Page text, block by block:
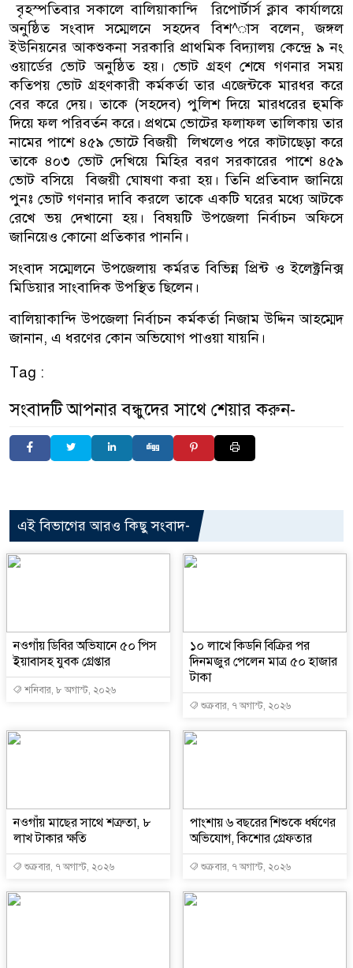
বৃহস্পতিবার সকালে বালিয়াকান্দি রিপোর্টার্স ক্লাব কার্যালয়ে
অনুষ্ঠিত সংবাদ সম্মেলনে সহদেব বিশ^াস বলেন, জঙ্গল
ইউনিয়নের আকশুকনা সরকারি প্রাথমিক বিদ্যালয় কেন্দ্রে ৯ নং
ওয়ার্ডের ভোট অনুষ্ঠিত হয়। ভোট গ্রহণ শেষে গণনার সময়
কতিপয় ভোট গ্রহণকারী কর্মকর্তা তার এজেন্টকে মারধর করে
বের করে দেয়। তাকে (সহদেব) পুলিশ দিয়ে মারধরের হুমকি
দিয়ে ফল পরিবর্তন করে। প্রথমে ভোটের ফলাফল তালিকায় তার
নামের পাশে ৪৫৯ ভোটে বিজয়ী লিখলেও পরে কাটাছেড়া করে
তাকে ৪০৩ ভোট দেখিয়ে মিহির বরণ সরকারের পাশে ৪৫৯
ভোট বসিয়ে বিজয়ী ঘোষণা করা হয়। তিনি প্রতিবাদ জানিয়ে
পুনঃ ভোট গণনার দাবি করলে তাকে একটি ঘরের মধ্যে আটকে
রেখে ভয় দেখানো হয়। বিষয়টি উপজেলা নির্বাচন অফিসে
জানিয়েও কোনো প্রতিকার পাননি।
সংবাদ সম্মেলনে উপজেলায় কর্মরত বিভিন্ন প্রিন্ট ও ইলেক্ট্রনিক্স
মিডিয়ার সাংবাদিক উপস্থিত ছিলেন।
বালিয়াকান্দি উপজেলা নির্বাচন কর্মকর্তা নিজাম উদ্দিন আহম্মেদ
জানান, এ ধরণের কোন অভিযোগ পাওয়া যায়নি।
Tag :
সংবাদটি আপনার বন্ধুদের সাথে শেয়ার করুন-
এই বিভাগের আরও কিছু সংবাদ-
নওগাঁয় ডিবির অভিযানে ৫০ পিস
ইয়াবাসহ যুবক গ্রেপ্তার
শনিবার, ৮ অগাস্ট, ২০২৬
১০ লাখে কিডনি বিক্রির পর
দিনমজুর পেলেন মাত্র ৫০ হাজার
টাকা
শুক্রবার, ৭ অগাস্ট, ২০২৬
নওগাঁয় মাছের সাথে শত্রুতা, ৮
লাখ টাকার ক্ষতি
শুক্রবার, ৭ অগাস্ট, ২০২৬
পাংশায় ৬ বছরের শিশুকে ধর্ষণের
অভিযোগ, কিশোর গ্রেফতার
শুক্রবার, ৭ অগাস্ট, ২০২৬